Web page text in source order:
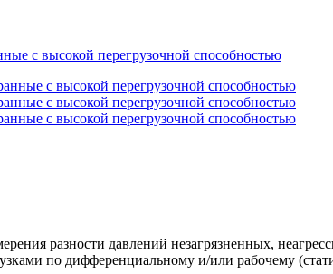
с высокой перегрузочной способностью
разности давлений незагрязненных,
по дифференциальному и/или рабочему